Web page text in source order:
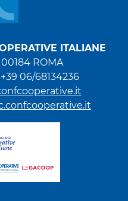
ITALIANE
ROMA
06/68134236